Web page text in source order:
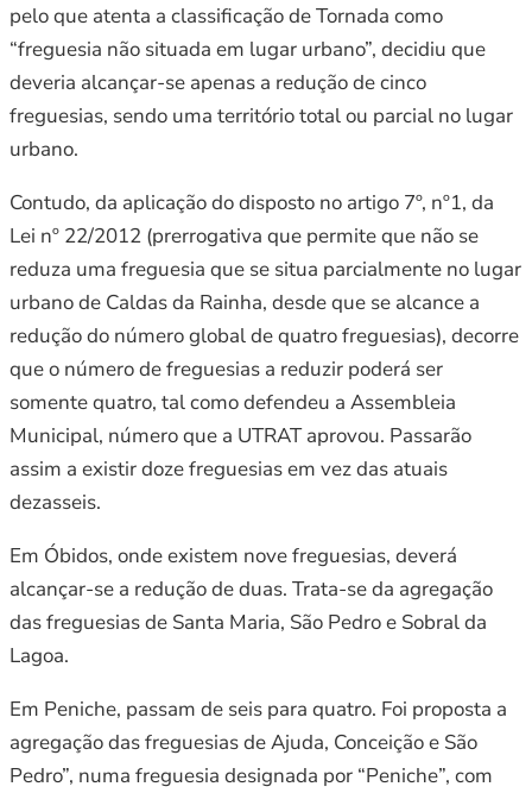
pelo que atenta a classificação de Tornada como
“freguesia não situada em lugar urbano”, decidiu que
deveria alcançar-se apenas a redução de cinco
freguesias, sendo uma território total ou parcial no lugar
urbano.
Contudo, da aplicação do disposto no artigo 7º, nº1, da
Lei nº 22/2012 (prerrogativa que permite que não se
reduza uma freguesia que se situa parcialmente no lugar
urbano de Caldas da Rainha, desde que se alcance a
redução do número global de quatro freguesias), decorre
que o número de freguesias a reduzir poderá ser
somente quatro, tal como defendeu a Assembleia
Municipal, número que a UTRAT aprovou. Passarão
assim a existir doze freguesias em vez das atuais
dezasseis.
Em Óbidos, onde existem nove freguesias, deverá
alcançar-se a redução de duas. Trata-se da agregação
das freguesias de Santa Maria, São Pedro e Sobral da
Lagoa.
Em Peniche, passam de seis para quatro. Foi proposta a
agregação das freguesias de Ajuda, Conceição e São
Pedro”, numa freguesia designada por “Peniche”, com